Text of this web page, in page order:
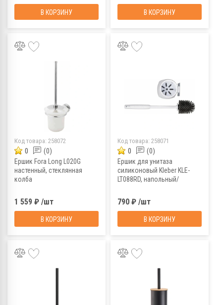
В КОРЗИНУ В КОРЗИНУ
Код товара: 258072
0 (0)
Ершик Fora Long L020G
настенный, стеклянная
колба
1 559 ₽ /шт
В КОРЗИНУ
Код товара: 258071
0 (0)
Ершик для унитаза
силиконовый Kleber KLE-
LT088RD, напольный/
790 ₽ /шт
В КОРЗИНУ